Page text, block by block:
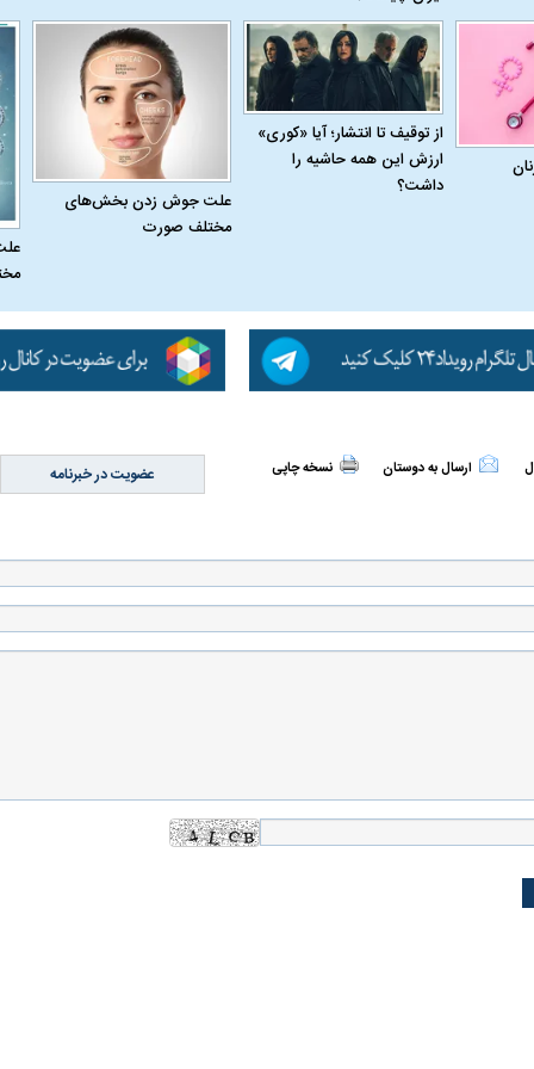
از توقیف تا انتشار؛ آیا «کوری»
ارزش این همه حاشیه را
داشت؟
علت جوش زدن بخش‌های
مختلف صورت
ارسال به دوستان نسخه چاپی عضویت در خبرنامه
یک سلسله |
شاه در ایران
ریشه‌های عزاداری ماه محرم در فرهنگ
و تاریخ ایران
عزاداری ماه
انجام می‌شد؟
به کویت با
رفسنجانی درباره پذیرش قطع نامه۵۹۸
ببینید|
جنگنده اف-۵